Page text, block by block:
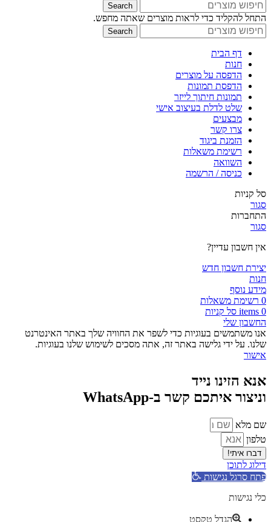
Search
התחל להקליד כדי לראות מוצרים שאתה מחפש.
Search
דף הבית
חנות
הדפסה על מוצרים
הדפסת תמונות
תמונות חיתוך לייזר
שלט לדלת בעיצוב אישי
מבצעים
צרו קשר
הזמנת ביגוד
רשימת משאלות
השוואה
כניסה / הרשמה
סל קניות
סגור
התחברות
סגור
אין חשבון עדיין?
יצירת חשבון חדש
חנות
מידע נוסף
0 רשימת משאלות
0
items סל קניות
החשבון שלי
אנו משתמשים בעוגיות כדי לשפר את החוויה שלך באתר האינטרנט
שלנו. על ידי גלישה באתר זה, אתה מסכים לשימוש שלנו בעוגיות.
אישור
אנא הזינו נייד
וניצור איתכם קשר ב-WhatsApp
שם מלא
טלפון
דברו איתי!
דילוג לתוכן
פתח סרגל נגישות
כלי נגישות
הגדל טקסט